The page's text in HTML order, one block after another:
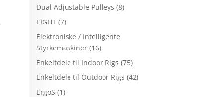
Dual Adjustable Pulleys (8)
EIGHT (7)
Elektroniske / Intelligente
Styrkemaskiner (16)
Enkeltdele til Indoor Rigs (75)
Enkeltdele til Outdoor Rigs (42)
ErgoS (1)